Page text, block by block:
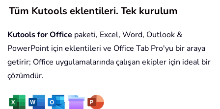
Tüm Kutools eklentileri. Tek kurulum
Kutools for Office paketi, Excel, Word, Outlook &
PowerPoint için eklentileri ve Office Tab Pro'yu bir araya
getirir; Office uygulamalarında çalışan ekipler için ideal bir
çözümdür.